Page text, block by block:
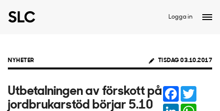
Logga in
NYHETER TISDAG 03.10.2017
Utbetalningen av förskott på
jordbrukarstöd börjar 5.10
Facebook
LinkedIn